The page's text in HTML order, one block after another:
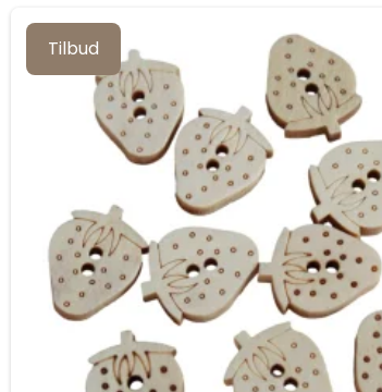
Tilbud